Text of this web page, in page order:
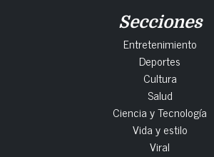
Secciones
Entretenimiento
Deportes
Cultura
Salud
Ciencia y Tecnología
Vida y estilo
Viral